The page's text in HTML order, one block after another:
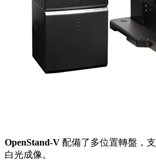
OpenStand-V 配備了多位置轉盤，
白光成像。